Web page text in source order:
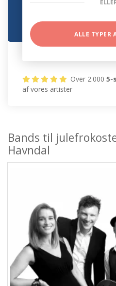
ALLE TYPER
Over 2.0005-
af vores artister
Bands til
Havndal